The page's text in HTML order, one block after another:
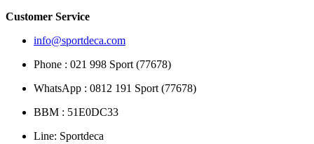
Customer Service
info@sportdeca.com
Phone : 021 998 Sport (77678)
WhatsApp : 0812 191 Sport (77678)
BBM : 51E0DC33
Line: Sportdeca